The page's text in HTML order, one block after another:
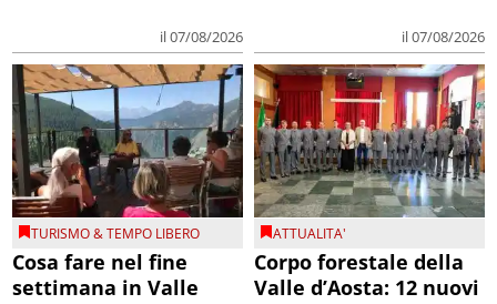
il 07/08/2026 il 07/08/2026
TURISMO & TEMPO LIBERO
Cosa fare nel fine
settimana in Valle
ATTUALITA'
Corpo forestale della
Valle d’Aosta: 12 nuovi